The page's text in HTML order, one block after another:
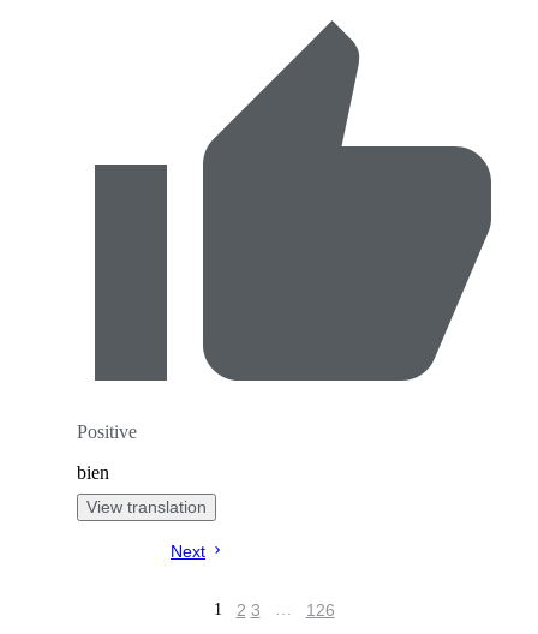
Positive
bien
View translation
Next
1 2 3 … 126